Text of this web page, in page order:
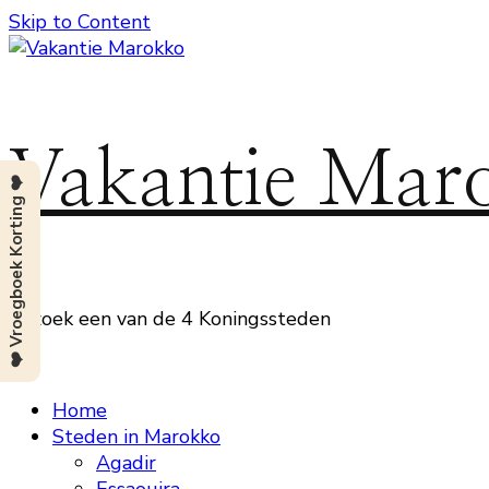
Skip to Content
Vakantie
Bezoek een van de 4 Koningssteden
Home
Steden in Marokko
Agadir
❤️ Vroegboek Korting ❤️